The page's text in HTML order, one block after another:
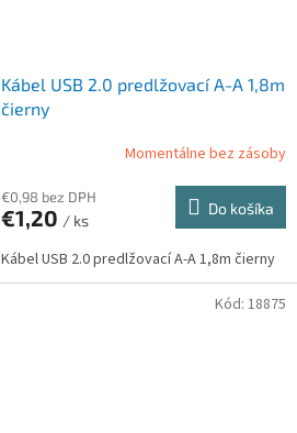
Kábel USB 2.0 predlžovací A-A 1,8m
čierny
Momentálne bez zásoby
€0,98 bez DPH
€1,20 / ks
Do košíka
Kábel USB 2.0 predlžovací A-A 1,8m čierny
Kód: 18875